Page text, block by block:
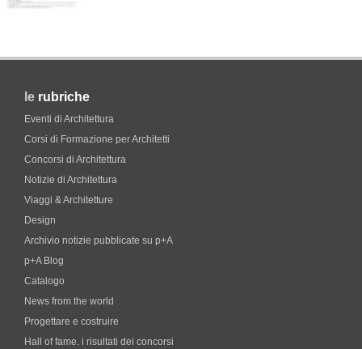
le rubriche
Eventi di Architettura
Corsi di Formazione per Architetti
Concorsi di Architettura
Notizie di Architettura
Viaggi & Architetture
Design
Archivio notizie pubblicate su p+A
p+A Blog
Catalogo
News from the world
Progettare e costruire
Hall of fame. i risultati dei concorsi